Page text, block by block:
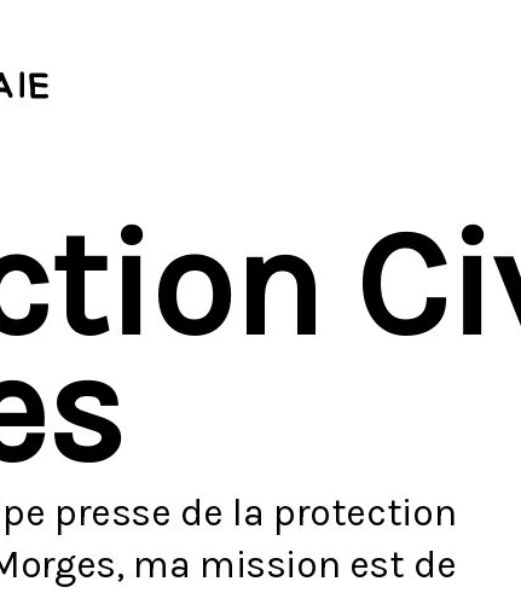
presse de la protection
ma mission est de